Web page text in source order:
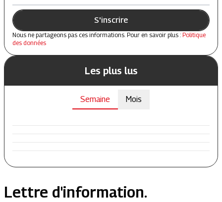
S'inscrire
Nous ne partageons pas ces informations. Pour en savoir plus : Politique
des données
Les plus lus
Semaine Mois
Lettre d'information.